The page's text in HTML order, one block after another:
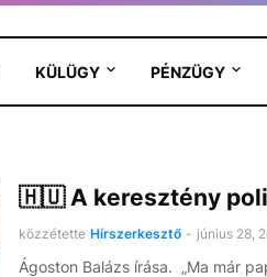
KÜLÜGY PÉNZÜGY
🇭🇺 A keresztény
közzétette Hírszerkesztő - június 28,
Ágoston Balázs írása. „Ma már